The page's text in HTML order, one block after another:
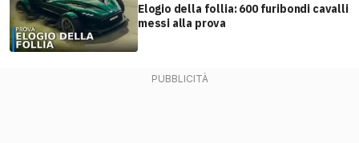
Elogio della follia: 600 furibondi cavalli
messi alla prova